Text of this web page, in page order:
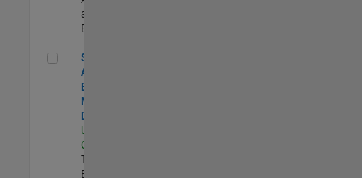
and Services |
Experimentado
Senior Application Engineer - Model-Based Design
Senior
Application
Engineer -
Model-Based
Design
US-CA-Santa
Clara
Technical Sales
Engineering |